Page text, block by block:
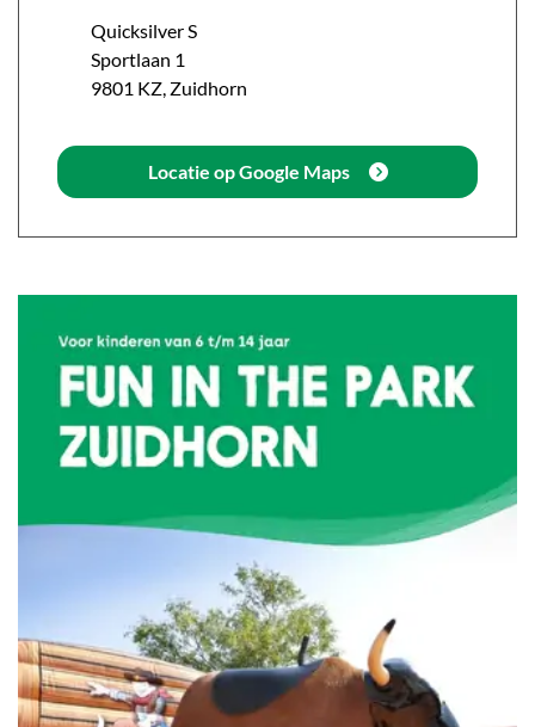
Quicksilver S
Sportlaan 1
9801 KZ Zuidhorn
Locatie op Google Maps